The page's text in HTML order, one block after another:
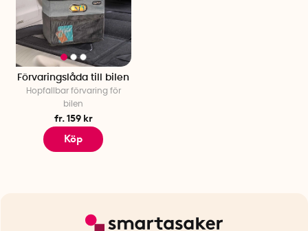
Förvaringslåda till bilen
Hopfällbar förvaring för
bilen
fr. 159 kr
Köp